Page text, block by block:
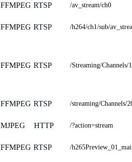
FFMPEG RTSP /av_stream/ch0
FFMPEG RTSP /h264/ch1/sub/
FFMPEG RTSP /Streaming/Channels/
FFMPEG RTSP /streaming/Channels/
MJPEG HTTP /?action=stream
FFMPEG RTSP /